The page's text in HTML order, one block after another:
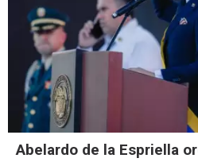
Abelardo de la Espriella